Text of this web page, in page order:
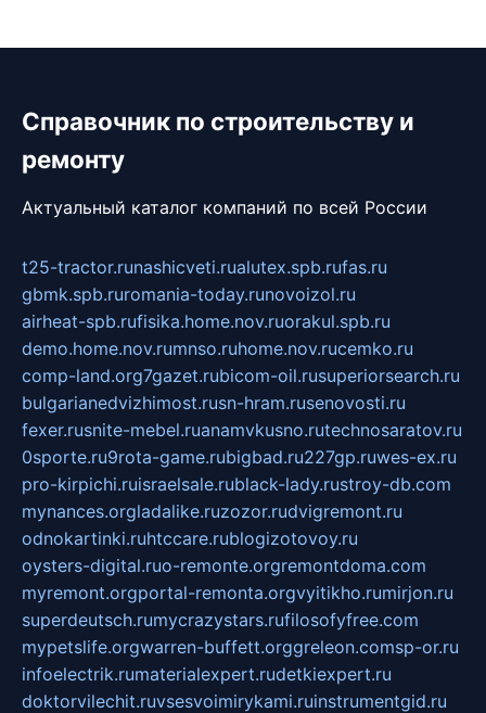
Справочник по строительству и
ремонту
Актуальный каталог компаний по всей России
t25-tractor.runashicveti.rualutex.spb.rufas.ru
gbmk.spb.ruromania-today.runovoizol.ru
airheat-spb.rufisika.home.nov.ruorakul.spb.ru
demo.home.nov.rumnso.ruhome.nov.rucemko.ru
comp-land.org7gazet.rubicom-oil.rusuperiorsearch.ru
bulgarianedvizhimost.rusn-hram.rusenovosti.ru
fexer.rusnite-mebel.ruanamvkusno.rutechnosaratov.ru
0sporte.ru9rota-game.rubigbad.ru227gp.ruwes-ex.ru
pro-kirpichi.ruisraelsale.rublack-lady.rustroy-db.com
mynances.orgladalike.ruzozor.rudvigremont.ru
odnokartinki.ruhtccare.rublogizotovoy.ru
oysters-digital.ruo-remonte.orgremontdoma.com
myremont.orgportal-remonta.orgvyitikho.rumirjon.ru
superdeutsch.rumycrazystars.rufilosofyfree.com
mypetslife.orgwarren-buffett.orggreleon.comsp-or.ru
infoelectrik.rumaterialexpert.rudetkiexpert.ru
doktorvilechit.ruvsesvoimirykami.ruinstrumentgid.ru